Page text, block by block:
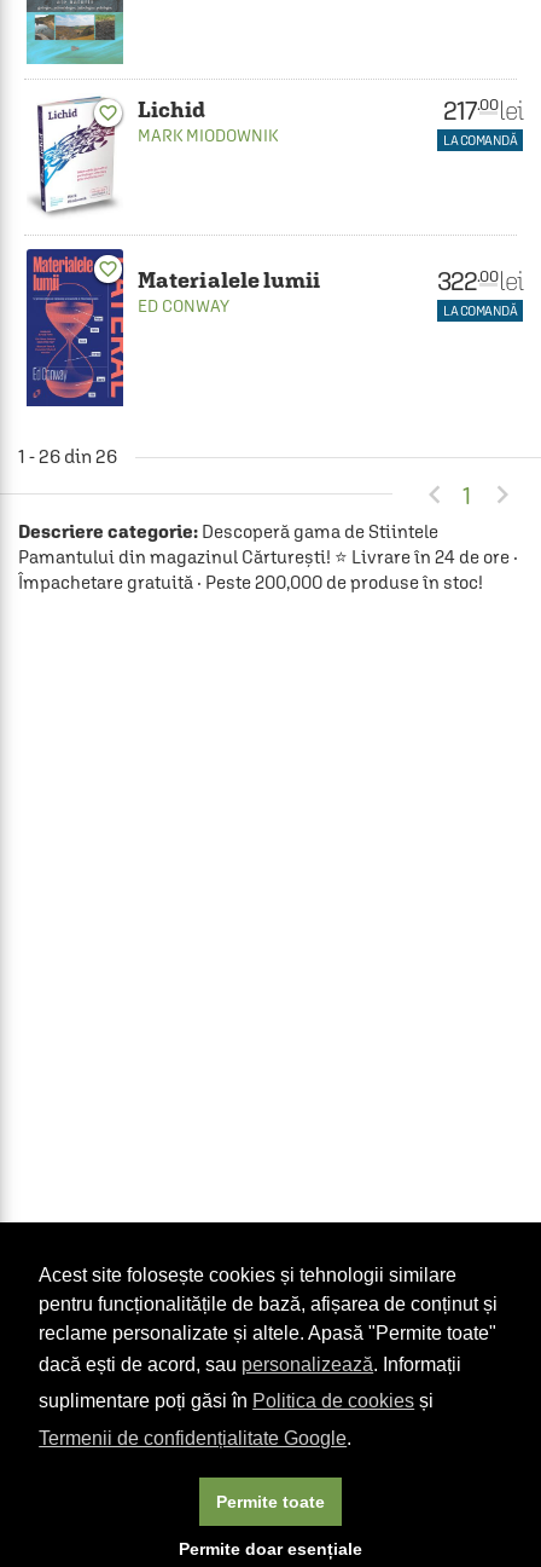
Acest site folosește cookies și tehnologii similare
pentru funcționalitățile de bază, afișarea de conținut și
reclame personalizate și altele. Apasă "Permite toate"
dacă ești de acord, sau personalizează. Informații
suplimentare poți găsi în Politica de cookies și
Termenii de confidențialitate Google.
Permite doar esențiale
Permite toate
favorite_border Lichid
MARK MIODOWNIK
217.00 lei
LA COMANDĂ
favorite_border Materialele lumii
ED CONWAY
322.00 lei
LA COMANDĂ
1 - 26 din 26
 1 
Descriere categorie: Descoperă gama de Stiintele
Pamantului din magazinul Cărturești! ⭐ Livrare în 24 de ore ·
Împachetare gratuită · Peste 200,000 de produse în stoc!
exprimați acordul asupra folosirii cookie-urilor.